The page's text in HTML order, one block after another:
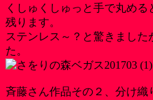
くしゅくしゅっと手で丸め
残ります。
ステンレス～？と驚きまし
た。
斉藤さん作品その２、分け織